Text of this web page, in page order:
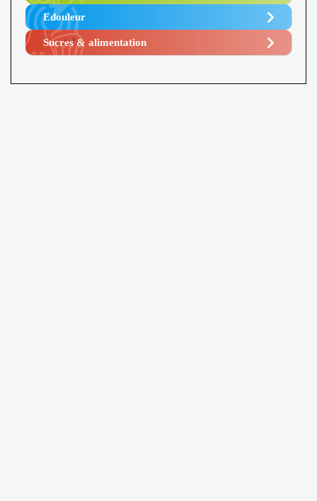
Edouleur​
Sucres & alimentation​